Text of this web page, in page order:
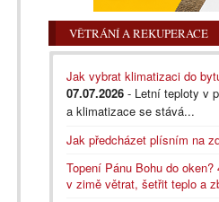
VĚTRÁNÍ A REKUPERACE
Jak vybrat klimatizaci do
07.07.2026 - Letní teploty v
a klimatizace se stává...
Jak předcházet plísním na
Topení Pánu Bohu do
v zimě větrat, šetřit teplo a